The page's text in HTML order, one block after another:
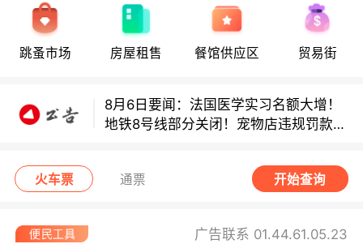
跳蚤市场 房屋租售 餐馆供应区 贸易街
炉！
巴黎地铁音乐家海选启动！
地铁8号线部分关闭！宠物店违规罚款出
炉！
火车票 通票 开始查询
广告联系 01.44.61.05.23